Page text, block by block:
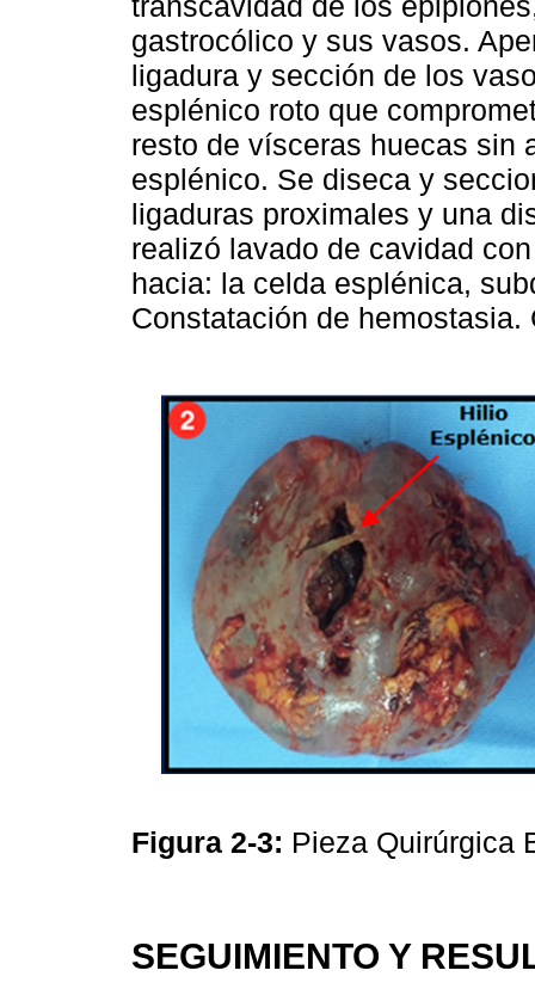
gastrocólico y sus vasos.
ligadura y sección de los
esplénico roto que
resto de vísceras huecas sin
esplénico. Se diseca y
ligaduras proximales y una
realizó lavado de cavidad
hacia: la celda esplénica,
Constatación de
Figura 2-3: Pieza Quirúrgica
SEGUIMIENTO Y